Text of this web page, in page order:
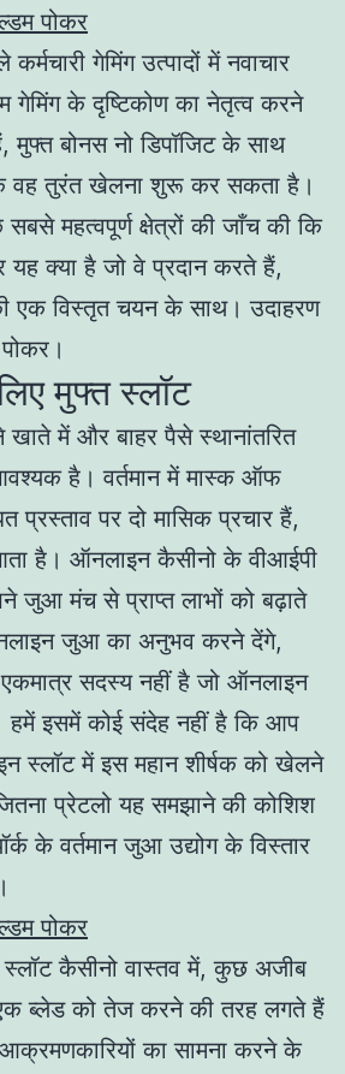
पोकर
गेमिंग उत्पादों में नवाचार
गेमिंग के दृष्टिकोण का नेतृत्व करने
बोनस नो डिपॉजिट के साथ
वह तुरंत खेलना शुरू कर सकता है।
महत्वपूर्ण क्षेत्रों की जाँच की कि
क्या है जो वे प्रदान करते हैं,
एक विस्तृत चयन के साथ। उदाहरण
मुफ्त स्लॉट
में और बाहर पैसे स्थानांतरित
है। वर्तमान में मास्क ऑफ
प्रस्ताव पर दो मासिक प्रचार हैं,
है। ऑनलाइन कैसीनो के वीआईपी
जुआ मंच से प्राप्त लाभों को बढ़ाते
जुआ का अनुभव करने देंगे,
एकमात्र सदस्य नहीं है जो ऑनलाइन
हमें इसमें कोई संदेह नहीं है कि आप
स्लॉट में इस महान शीर्षक को खेलने
प्रेटलो यह समझाने की कोशिश
के वर्तमान जुआ उद्योग के विस्तार
पोकर
स्लॉट कैसीनो वास्तव में, कुछ अजीब
ब्लेड को तेज करने की तरह लगते हैं
का सामना करने के